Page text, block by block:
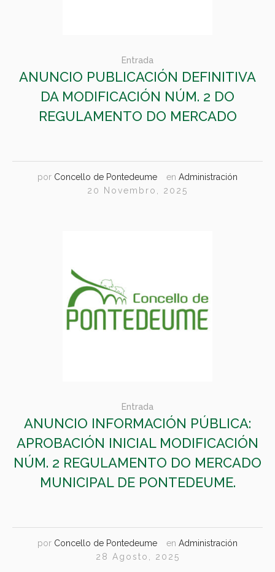
Entrada
ANUNCIO PUBLICACIÓN DEFINITIVA
DA MODIFICACIÓN NÚM. 2 DO
REGULAMENTO DO MERCADO
por Concello de Pontedeume en Administración
20 Novembro, 2025
Entrada
ANUNCIO INFORMACIÓN PÚBLICA:
APROBACIÓN INICIAL MODIFICACIÓN
NÚM. 2 REGULAMENTO DO MERCADO
MUNICIPAL DE PONTEDEUME.
por Concello de Pontedeume en Administración
28 Agosto, 2025